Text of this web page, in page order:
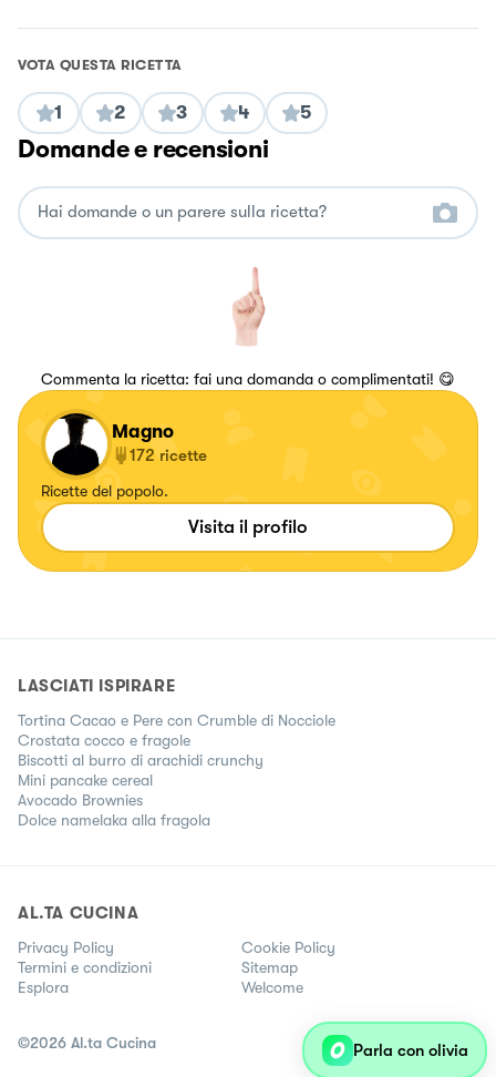
VOTA QUESTA RICETTA
1 2 3 4 5
Domande e recensioni
Commenta la ricetta: fai una domanda o complimentati! 😋
Magno
172 ricette
Ricette del popolo.
Visita il profilo
LASCIATI ISPIRARE
Tortina Cacao e Pere con Crumble di Nocciole
Crostata cocco e fragole
Biscotti al burro di arachidi crunchy
Mini pancake cereal
Avocado Brownies
Dolce namelaka alla fragola
AL.TA CUCINA
Privacy Policy
Cookie Policy
Termini e condizioni
Sitemap
Esplora
Welcome
©2026 Al.ta Cucina Parla con olivia